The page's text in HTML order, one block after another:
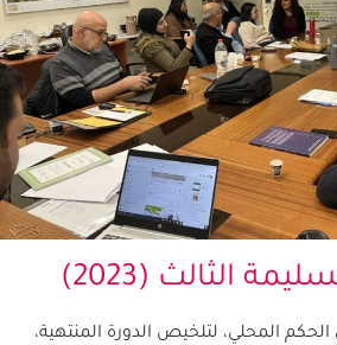
الثالث (2023)
المحلي، لتلخيص الدورة المنتهية،